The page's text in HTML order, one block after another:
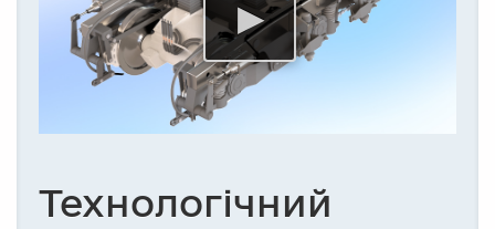
Технологічний